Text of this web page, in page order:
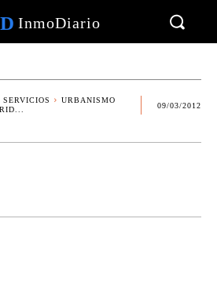
InmoDiario
URBANISMO
09/03/2012